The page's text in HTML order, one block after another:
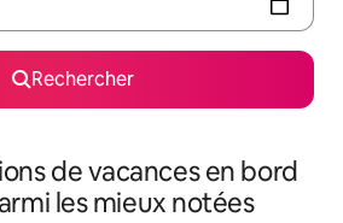
Rechercher
de vacances en bord
les mieux notées